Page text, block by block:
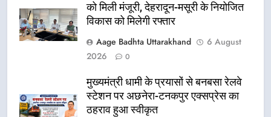
को मिली मंजूरी, देहरादून-मसूरी के नियोजित
विकास को मिलेगी रफ्तार
Aage Badhta Uttarakhand
6 August
2026
0
मुख्यमंत्री धामी के प्रयासों से बनबसा रेलवे
स्टेशन पर अछनेरा-टनकपुर एक्सप्रेस का
ठहराव हुआ स्वीकृत